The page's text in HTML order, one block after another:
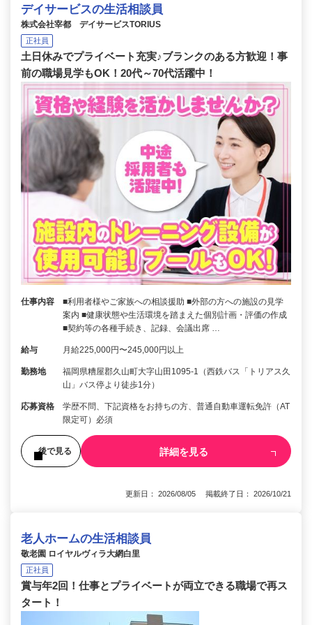
デイサービスの生活相談員
株式会社宰都 デイサービスTORIUS
正社員
土日休みでプライベート充実♪ブランクのある方歓迎！事
前の職場見学もOK！20代～70代活躍中！
仕事内容
■利用者様やご家族への相談援助 ■外部の方への施設の見学
案内 ■健康状態や生活環境を踏まえた個別計画・評価の作成
■契約等の各種手続き、記録、会議出席 …
給与 月給225,000円〜245,000円以上
勤務地
福岡県糟屋郡久山町大字山田1095-1（西鉄バス「トリアス久
山」バス停より徒歩1分）
応募資格
学歴不問、下記資格をお持ちの方、普通自動車運転免許（AT
限定可）必須
後で見る 詳細を見る
更新日： 2026/08/05 掲載終了日： 2026/10/21
老人ホームの生活相談員
敬老園 ロイヤルヴィラ大網白里
正社員
賞与年2回！仕事とプライベートが両立できる職場で再ス
タート！